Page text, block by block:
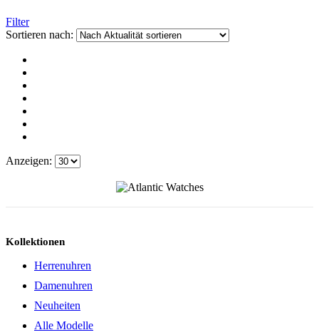
Filter
Sortieren nach:
Anzeigen:
Kollektionen
Herrenuhren
Damenuhren
Neuheiten
Alle Modelle